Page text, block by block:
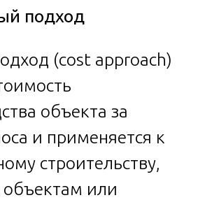
подход
(cost approach)
объекта за
и применяется к
строительству,
или